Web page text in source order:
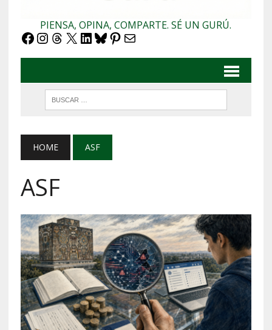
PIENSA, OPINA, COMPARTE. SÉ UN GURÚ.
Facebook
Instagram
Threads
X LinkedIn
Bluesky
Pinterest
Correo electrónico
HOME ASF
ASF